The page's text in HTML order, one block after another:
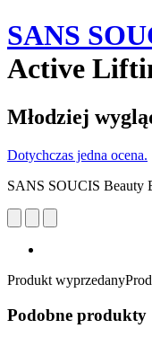
SANS
Active
Młodziej
Dotychczas jedna ocena.
SANS SOUCIS Beauty
Produkt wyprzedany
Podobne produkty